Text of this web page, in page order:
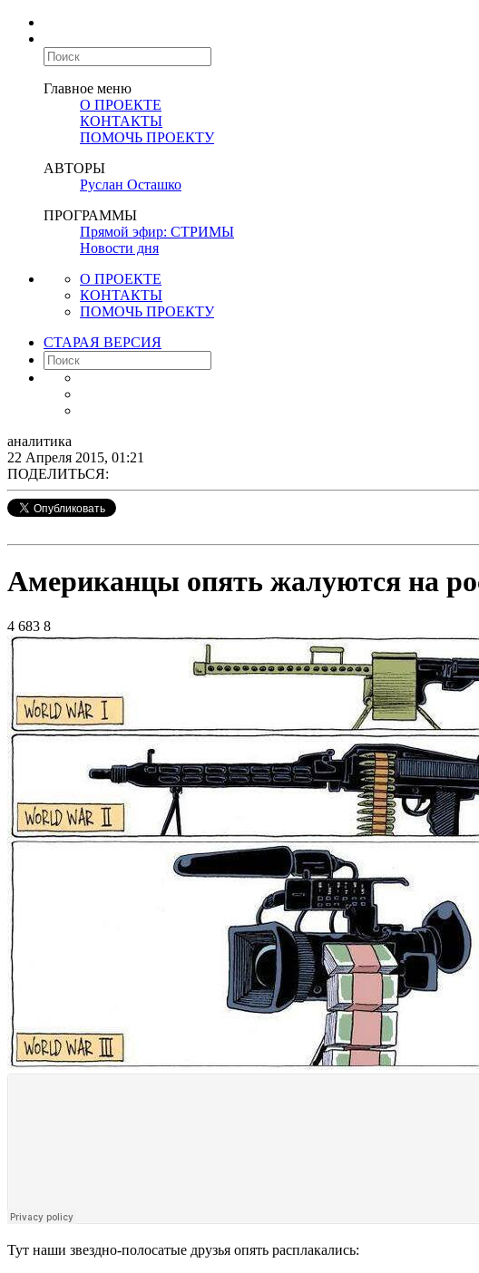
Главное меню
О ПРОЕКТЕ
КОНТАКТЫ
ПОМОЧЬ ПРОЕКТУ
АВТОРЫ
Руслан Осташко
ПРОГРАММЫ
Прямой эфир: СТРИМЫ
Новости дня
О ПРОЕКТЕ
КОНТАКТЫ
ПОМОЧЬ ПРОЕКТУ
СТАРАЯ ВЕРСИЯ
аналитика
22 Апреля 2015, 01:21
ПОДЕЛИТЬСЯ:
Американцы опять жалуются на
4 683 8
Тут наши звездно-полосатые друзья опять расплакались: